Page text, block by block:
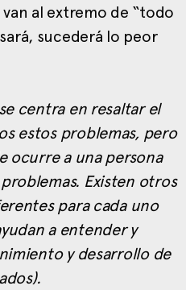
al extremo de “todo
sucederá lo peor
centra en resaltar el
estos problemas, pero
ocurre a una persona
Existen otros
para cada uno
a entender y
y desarrollo de